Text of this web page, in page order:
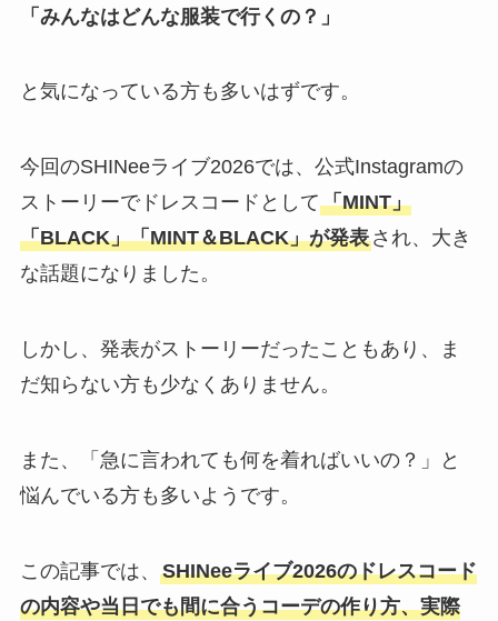
「みんなはどんな服装で行くの？」
と気になっている方も多いはずです。
今回のSHINeeライブ2026では、公式Instagramの
ストーリーでドレスコードとして「MINT」
「BLACK」「MINT＆BLACK」が発表され、大き
な話題になりました。
しかし、発表がストーリーだったこともあり、ま
だ知らない方も少なくありません。
また、「急に言われても何を着ればいいの？」と
悩んでいる方も多いようです。
この記事では、 SHINeeライブ2026のドレスコード
の内容や当日でも間に合うコーデの作り方、実際